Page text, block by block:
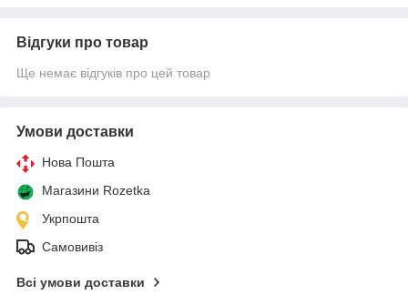
Відгуки про товар
Ще немає відгуків про цей товар
Умови доставки
Нова Пошта
Магазини Rozetka
Укрпошта
Самовивіз
Всі умови доставки